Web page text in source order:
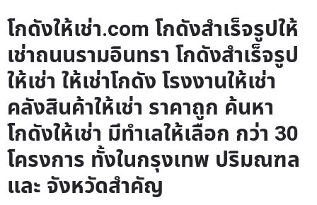
โกดังให้เช่า.com โกดังสำเร็จรูปให้
เช่าถนนรามอินทรา โกดังสำเร็จรูป
ให้เช่า ให้เช่าโกดัง โรงงานให้เช่า
คลังสินค้าให้เช่า ราคาถูก ค้นหา
โกดังให้เช่า มีทำเลให้เลือก กว่า 30
โครงการ ทั้งในกรุงเทพ ปริมณฑล
และ จังหวัดสำคัญ